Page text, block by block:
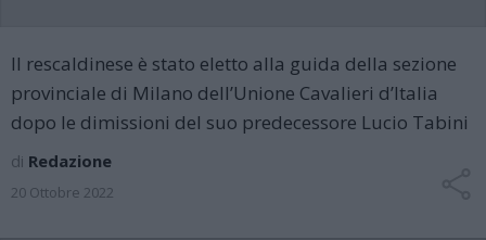
Il rescaldinese è stato eletto alla guida della sezione
provinciale di Milano dell’Unione Cavalieri d’Italia
dopo le dimissioni del suo predecessore Lucio Tabini
di Redazione
20 Ottobre 2022